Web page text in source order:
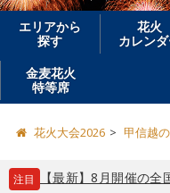
エリアから
探す
花火
カレン
金麦花火
特等席
花火大会2026 甲信越
注目 【最新】8月開催の全